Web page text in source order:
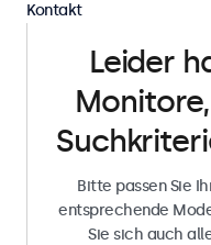
Leider
Bitte passen Sie
entsprechende
Sie sich auch
Kontakt